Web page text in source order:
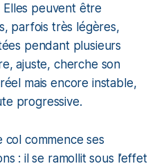
Elles peuvent être
parfois très légères,
pendant plusieurs
ajuste, cherche son
mais encore instable,
progressive.
commence ses
: il se ramollit sous l’effet